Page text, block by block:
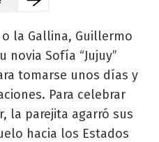
la Gallina, Guillermo
novia Sofía “Jujuy”
tomarse unos días y
Para celebrar
la parejita agarró sus
hacia los Estados